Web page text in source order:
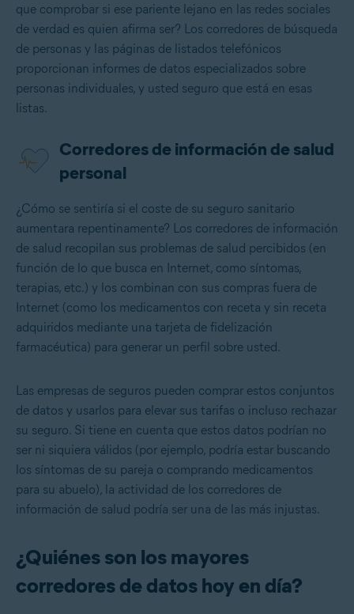
que comprobar si ese pariente lejano en las redes sociales
de verdad es quien afirma ser? Los corredores de búsqueda
de personas y las páginas de listados telefónicos
proporcionan informes de datos especializados sobre
personas individuales, y usted seguro que está en esas
listas.
Corredores de información de salud
personal
¿Cómo se sentiría si el coste de su seguro sanitario
aumentara repentinamente? Los corredores de información
de salud recopilan sus problemas de salud percibidos (en
función de lo que busca en Internet, como síntomas,
terapias, etc.) y los combinan con sus compras fuera de
Internet (como los medicamentos con receta y sin receta
adquiridos mediante una tarjeta de fidelización
farmacéutica) para generar un perfil sobre usted.
Las empresas de seguros pueden comprar estos conjuntos
de datos y usarlos para elevar sus tarifas o incluso rechazar
su seguro. Si tiene en cuenta que estos datos podrían no
ser ni siquiera válidos (por ejemplo, podría estar buscando
los síntomas de su pareja o comprando medicamentos
para su abuelo), la actividad de los corredores de
información de salud podría ser una de las más injustas.
¿Quiénes son los mayores
corredores de datos hoy en día?